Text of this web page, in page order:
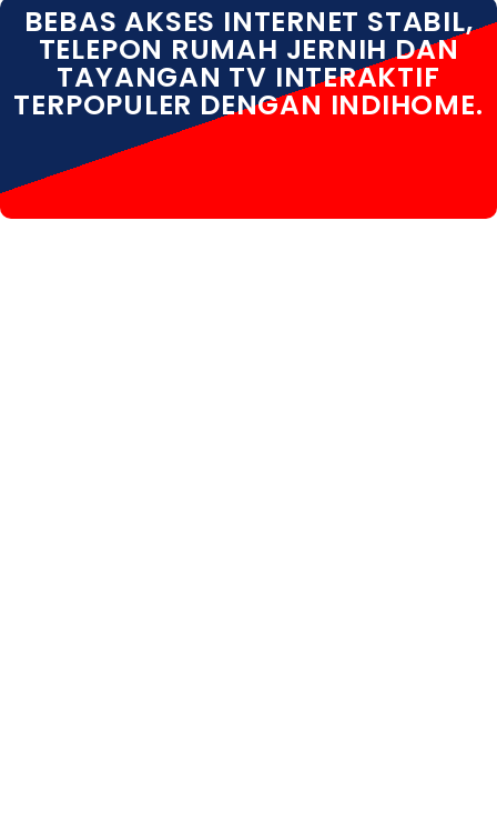
BEBAS AKSES INTERNET STABIL,
TELEPON RUMAH JERNIH DAN
TAYANGAN TV INTERAKTIF
TERPOPULER DENGAN INDIHOME.